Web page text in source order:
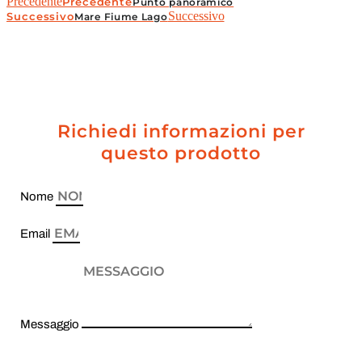
SuccessivoMare Fiume LagoSuccessivo
Richiedi informazioni per
questo prodotto
Nome
Email
Messaggio